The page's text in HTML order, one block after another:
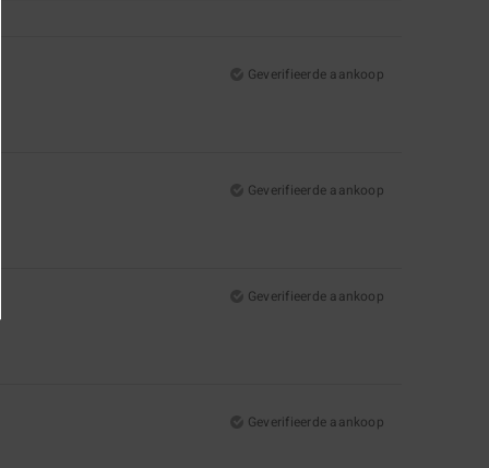
Geverifieerde aankoop
Geverifieerde aankoop
Geverifieerde aankoop
Geverifieerde aankoop